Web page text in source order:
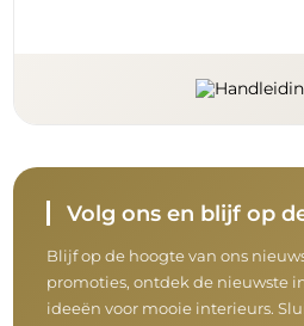
Volg ons en blijf op
Blijf op de hoogte van ons
promoties, ontdek de nieuwste
ideeën voor mooie interieurs.